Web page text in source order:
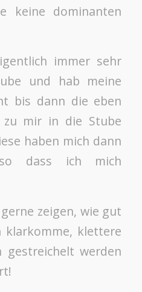
keine dominanten
immer sehr
und hab meine
bis dann die eben
zu mir in die Stube
haben mich dann
so dass ich mich
zeigen, wie gut
klarkomme, klettere
gestreichelt werden